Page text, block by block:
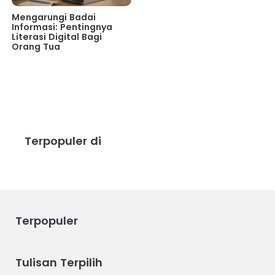
Mengarungi Badai
Informasi: Pentingnya
Literasi Digital Bagi
Orang Tua
Terpopuler di
Terpopuler
Tulisan Terpilih